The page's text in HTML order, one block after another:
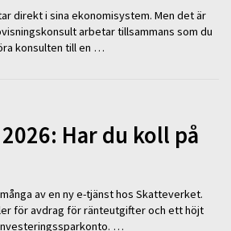
direkt i sina ekonomisystem. Men det är
arbetar tillsammans som du
konsulten till en …
Har du koll på
av en ny e-tjänst hos Skatteverket.
för avdrag för ränteutgifter och ett höjt
…